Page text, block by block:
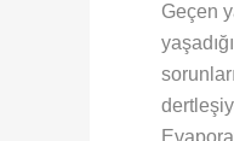
Geçen